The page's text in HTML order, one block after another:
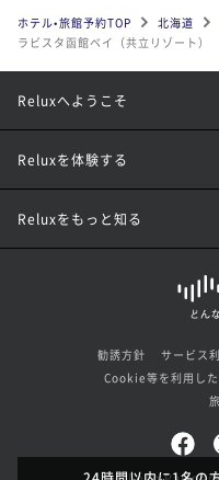
ホテル•旅館予約TOP 北海道
ラビスタ函館ベイ（共立リゾート）
Reluxへようこそ
Reluxを体験する
Reluxをもっと知る
勧誘方針 サービス
Cookie等を利用し